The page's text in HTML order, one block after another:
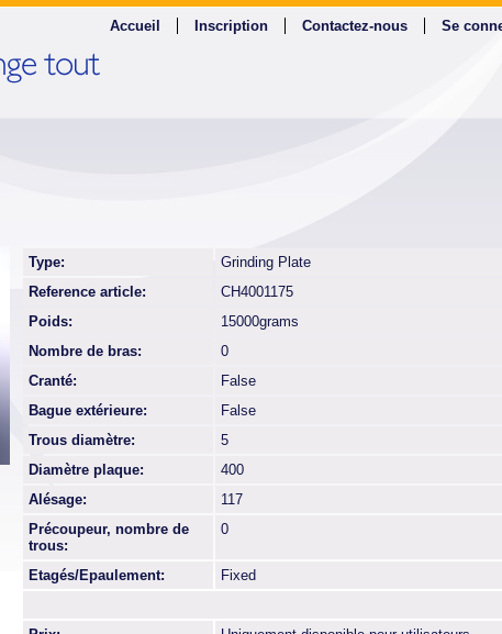
Se
Contactez-nous
Inscription
Accueil
Type:
Grinding Plate
Reference article:
CH4001175
Poids:
15000grams
Nombre de bras:
0
Cranté:
False
Bague extérieure:
False
Trous diamètre:
5
Diamètre plaque:
400
Alésage:
117
Précoupeur, nombre de
trous:
0
Etagés/Epaulement: Fixed